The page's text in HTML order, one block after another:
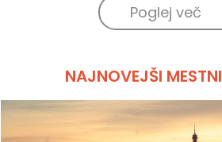
Poglej več
NAJNOVEJŠI